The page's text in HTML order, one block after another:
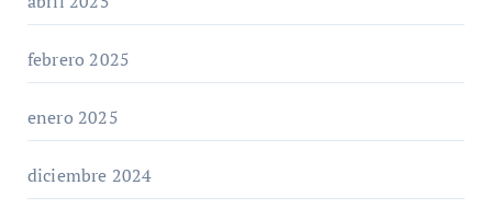
febrero 2025
enero 2025
diciembre 2024